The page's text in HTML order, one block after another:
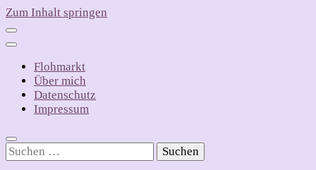
Zum Inhalt springen
Flohmarkt
Über mich
Datenschutz
Impressum
Suchen
nach: